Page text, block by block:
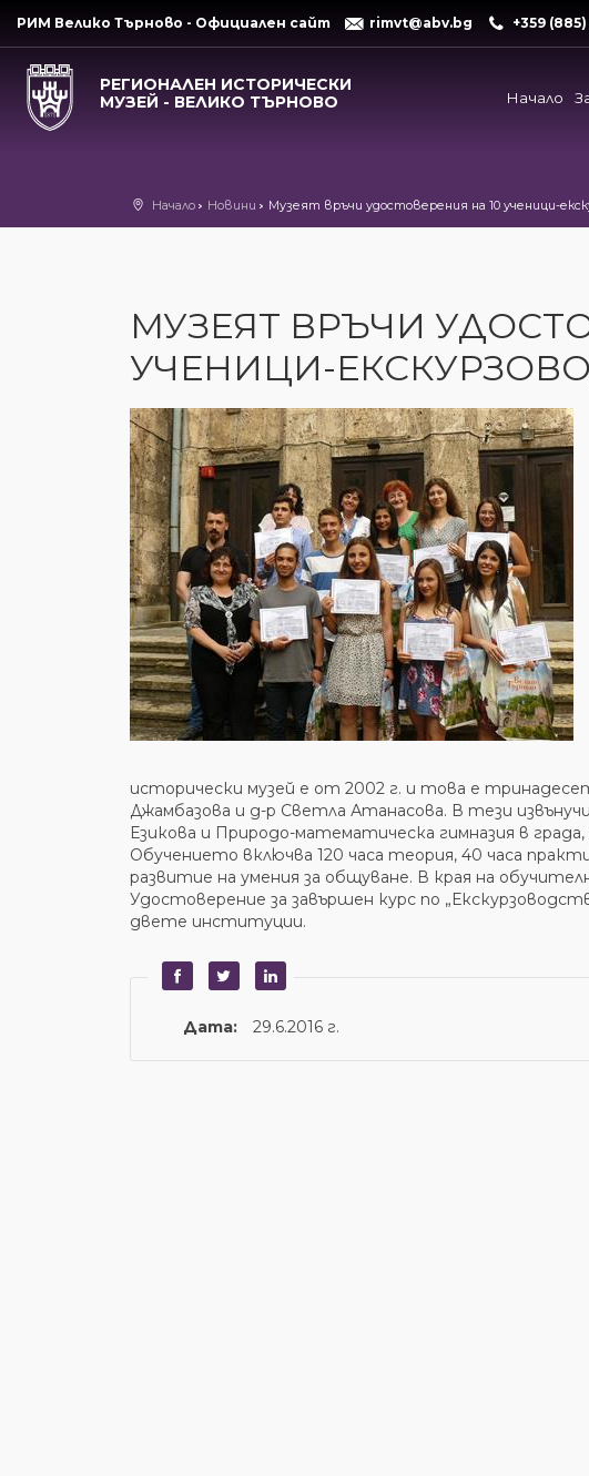
РИМ Велико Търново - Официален сайт rimvt@abv.bg +359
РЕГИОНАЛЕН ИСТОРИЧЕСКИ
МУЗЕЙ - ВЕЛИКО ТЪРНОВО
Начало
Начало Новини Музеят връчи удостоверения на 10 ученици-
МУЗЕЯТ ВРЪЧИ
УЧЕНИЦИ-
исторически музей е от 2002 г. и това е
Джамбазова и д-р Светла Атанасова. В тези
Езикова и Природо-математическа гимназия в
Обучението включва 120 часа теория, 40 часа
развитие на умения за общуване. В края на
Удостоверение за завършен курс по
двете институции.
Дата: 29.6.2016 г.